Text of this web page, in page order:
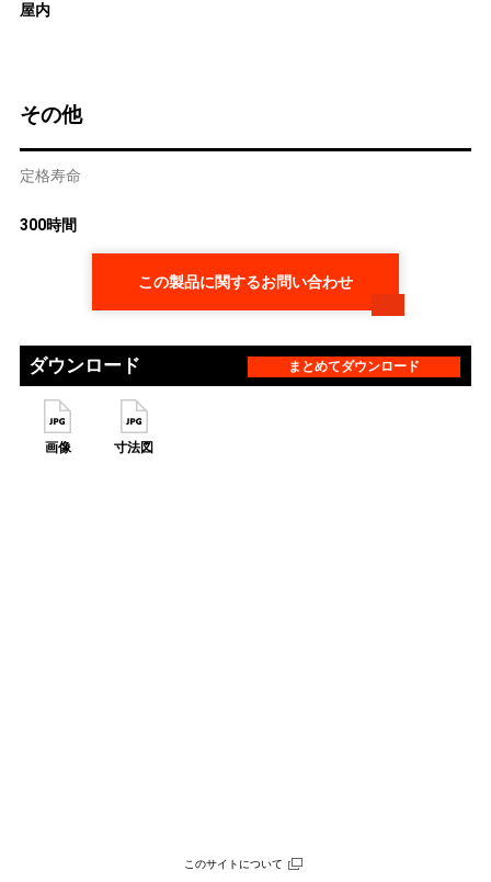
屋内
その他
定格寿命
300時間
この製品に関するお問い合わせ
ダウンロード まとめてダウンロード
画像 寸法図
このサイトについて